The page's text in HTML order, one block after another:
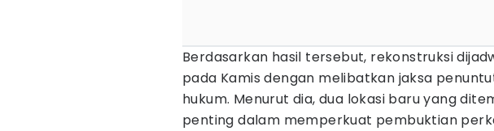
Berdasarkan hasil tersebut, rekonstruksi
pada Kamis dengan melibatkan jaksa
hukum. Menurut dia, dua lokasi baru yang
penting dalam memperkuat pembuktian